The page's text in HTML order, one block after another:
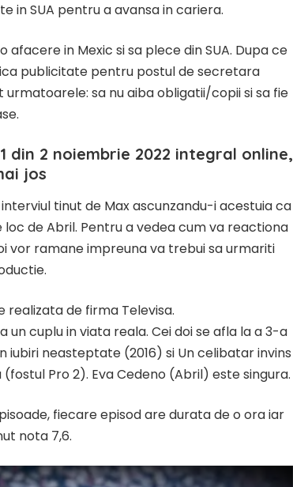
in SUA pentru a avansa in cariera.
in Mexic si sa plece din SUA. Dupa ce
publicitate pentru postul de secretara
sa nu aiba obligatii/copii si sa fie
din 2 noiembrie 2022 integral online,
jos
tinut de Max ascunzandu-i acestuia ca
de Abril. Pentru a vedea cum va reactiona
vor ramane impreuna va trebui sa urmariti
de firma Televisa.
cuplu in viata reala. Cei doi se afla la a 3-a
iubiri neasteptate (2016) si Un celibatar invins
Pro 2). Eva Cedeno (Abril) este singura.
fiecare episod are durata de o ora iar
nota 7,6.